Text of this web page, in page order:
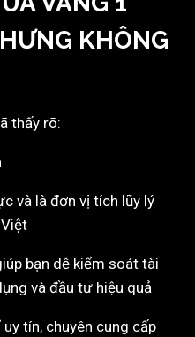
KHÔNG
thấy rõ:
và là đơn vị tích lũy lý
bạn dễ kiểm soát tài
và đầu tư hiệu quả
tín, chuyên cung cấp